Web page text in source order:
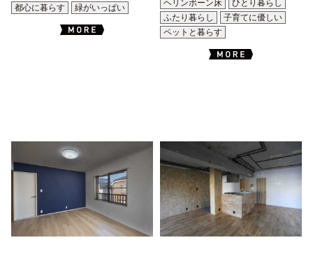
都心に暮らす
緑がいっぱい
ヘリンボーン床
ひとり暮らし
ふたり暮らし
子育てに優しい
ペットと暮らす